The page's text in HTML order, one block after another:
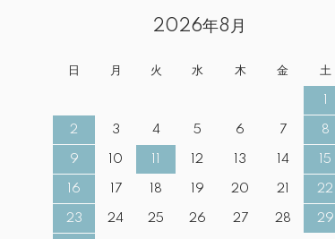
2026年8月
日 月 火 水 木 金 土
2 3 4 5 6 7 8
9 10 12 13 14 15
16 17 18 19 20 21 22
23 24 25 26 27 28 29